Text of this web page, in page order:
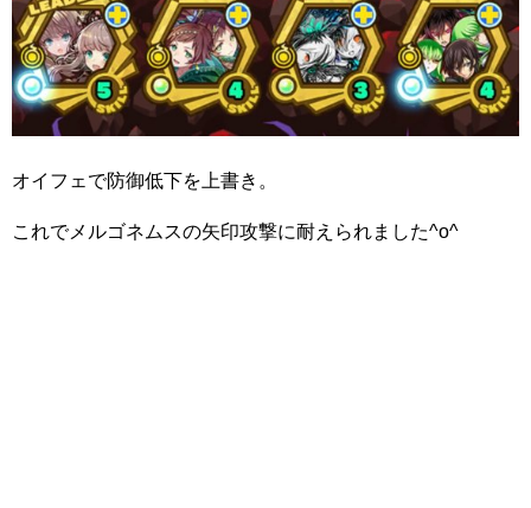
オイフェで防御低下を上書き。
これでメルゴネムスの矢印攻撃に耐えられました^o^